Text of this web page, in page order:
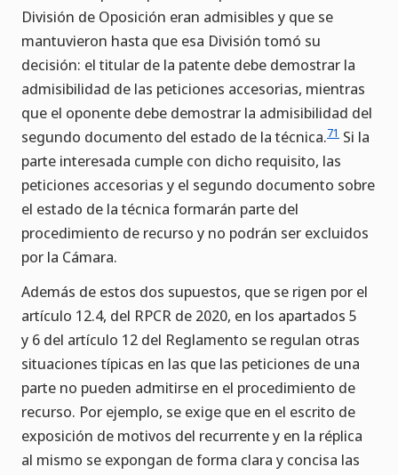
División de Oposición eran admisibles y que se
mantuvieron hasta que esa División tomó su
decisión: el titular de la patente debe demostrar la
admisibilidad de las peticiones accesorias, mientras
que el oponente debe demostrar la admisibilidad del
segundo documento del estado de la técnica.71 Si la
parte interesada cumple con dicho requisito, las
peticiones accesorias y el segundo documento sobre
el estado de la técnica formarán parte del
procedimiento de recurso y no podrán ser excluidos
por la Cámara.
Además de estos dos supuestos, que se rigen por el
artículo 12.4, del RPCR de 2020, en los apartados 5
y 6 del artículo 12 del Reglamento se regulan otras
situaciones típicas en las que las peticiones de una
parte no pueden admitirse en el procedimiento de
recurso. Por ejemplo, se exige que en el escrito de
exposición de motivos del recurrente y en la réplica
al mismo se expongan de forma clara y concisa las